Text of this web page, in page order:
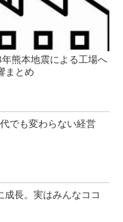
熊本地震による工場へ
まとめ
でも変わらない経営
成長。実はみんなココ